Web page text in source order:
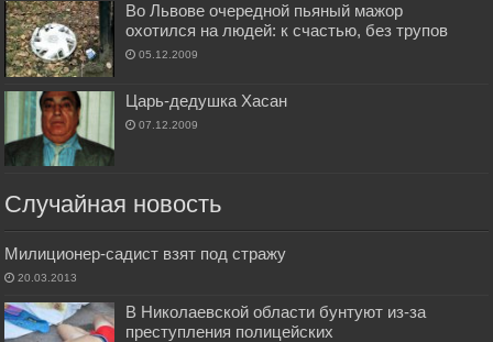
Во Львове очередной пьяный мажор
охотился на людей: к счастью, без трупов
05.12.2009
Царь-дедушка Хасан
07.12.2009
Случайная новость
Милиционер-садист взят под стражу
20.03.2013
В Николаевской области бунтуют из-за
преступления полицейских